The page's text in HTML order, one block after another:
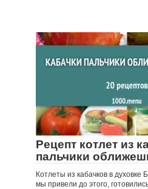
Рецепт котлет из
пальчики
Котлеты из кабачков в
мы привели до этого,